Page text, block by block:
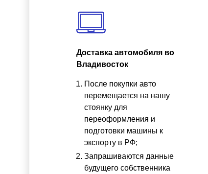
Доставка автомобиля во
Владивосток
После покупки авто
перемещается на нашу
стоянку для
переоформления и
подготовки машины к
экспорту в РФ;
Запрашиваются данные
будущего собственника